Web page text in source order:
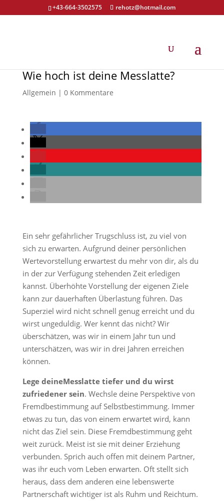
+43-664-3502575 rehotz@hotmail.com
Wie hoch ist deine Messlatte?
Allgemein | 0 Kommentare
Ein sehr gefährlicher Trugschluss ist, zu viel von
sich zu erwarten. Aufgrund deiner persönlichen
Wertevorstellung erwartest du mehr von dir, als du
in der zur Verfügung stehenden Zeit erledigen
kannst. Überhöhte Vorstellung der eigenen Ziele
kann zur dauerhaften Überlastung führen. Das
Superziel wird nicht schnell genug erreicht und du
wirst ungeduldig. Wer kennt das nicht? Wir
überschätzen, was wir in einem Jahr tun und
unterschätzen, was wir in drei Jahren erreichen
können.
Lege deineMesslatte tiefer und du wirst
zufriedener sein. Wechsle deine Perspektive von
Fremdbestimmung auf Selbstbestimmung. Immer
etwas zu tun, das von einem erwartet wird, kann
nicht das Ziel sein. Diese Fremdbestimmung geht
weit zurück. Meist ist sie mit deiner Erziehung
verbunden. Sprich auch offen mit deinem Partner,
was ihr euch vom Leben erwarten. Oft stellt sich
heraus, dass dem anderen eine lebenswerte
Partnerschaft wichtiger ist als Ruhm und Reichtum.